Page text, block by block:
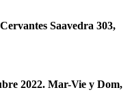
Saavedra 303,
2022. Mar-Vie y Dom,